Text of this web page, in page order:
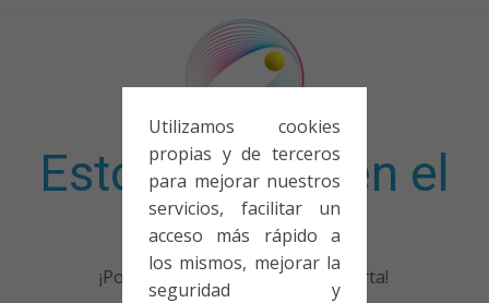
Utilizamos cookies
propias y de terceros
para mejorar nuestros
servicios, facilitar un
acceso más rápido a
los mismos, mejorar la
seguridad y
Esto no entra en el
examen
¡Porque no solo el examen importa!